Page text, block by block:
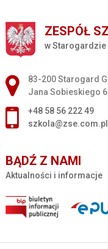
ZESPÓŁ
w Starogardzie
Adres pocztowy:
83-200 Starogard
Jana Sobieskiego 6
+48 58 56 222 49
szkola@zse.com.pl
BĄDŹ Z NAMI
Aktualności i informacje